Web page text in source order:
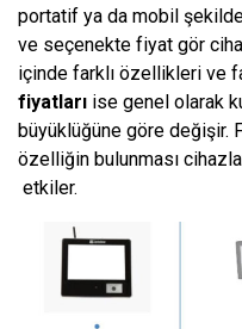
portatif ya da mobil
ve seçenekte fiyat gör
içinde farklı özellikleri ve
fiyatları ise genel olarak
büyüklüğüne göre değişir.
özelliğin bulunması
etkiler.